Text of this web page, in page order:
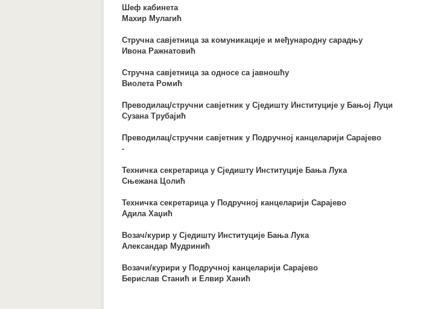
Шеф кабинета
Махир Мулагић
Стручна савјетница за комуникације и међународну сарадњу
Ивона Ражнатовић
Стручна савјетница за односе са јавношћу
Виолета Ромић
Преводилац/стручни савјетник у Сједишту Институције у Бањој Луци
Сузана Трубајић
Преводилац/стручни савјетник у Подручној канцеларији Сарајево
-
Техничка секретарица у Сједишту Институције Бања Лука
Сњежана Цолић
Техничка секретарица у Подручној канцеларији Сарајево
Адила Хаџић
Возач/курир у Сједишту Институције Бања Лука
Александар Мудринић
Возачи/курири у Подручној канцеларији Сарајево
Берислав Станић и Елвир Ханић